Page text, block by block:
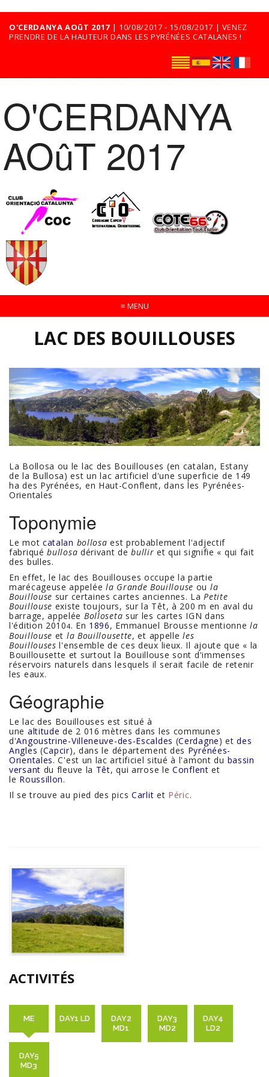
O'CERDANYA AOûT 2017 | 10/08/2017 - 15/08/2017 | VENEZ
PRENDRE DE LA HAUTEUR DANS LES PYRÉNÉES CATALANES !
O'CERDANYA
AOûT 2017
≡ MENU
LAC DES BOUILLOUSES
La Bollosa ou le lac des Bouillouses (en catalan, Estany
de la Bullosa) est un lac artificiel d'une superficie de 149
ha des Pyrénées, en Haut-Conflent, dans les Pyrénées-
Orientales
Toponymie
Le mot catalan bollosa est probablement l'adjectif
fabriquébullosa dérivant debullir et qui signifie « qui fait
des bulles.
En effet, le lac des Bouillouses occupe la partie
marécageuse appelée la Grande Bouillouse ou la
Bouillouse sur certaines cartes anciennes. LaPetite
Bouillouse existe toujours, sur la Têt, à 200 m en aval du
barrage, appelée Bolloseta sur les cartes IGN dans
l'édition 20104. En 1896, Emmanuel Brousse mentionnela
Bouillouse et la Bouillousette, et appelleles
Bouillouses l'ensemble de ces deux lieux. Il ajoute que « la
Bouillousette et surtout la Bouillouse sont d'immenses
réservoirs naturels dans lesquels il serait facile de retenir
les eaux.
Géographie
Le lac des Bouillouses est situé à
une altitude de 2 016 mètres dans les communes
d'Angoustrine-Villeneuve-des-Escaldes (Cerdagne) etdes
Angles (Capcir), dans le département des Pyrénées-
Orientales. C'est un lac artificiel situé à l'amont du bassin
versant du fleuve la Têt, qui arrose leConflent et
le Roussillon.
Il se trouve au pied des pics Carlit et Péric.
ACTIVITÉS
ME DAY1 LD
DAY2
MD1
DAY3
MD2
DAY4
LD2
DAY5
MD3